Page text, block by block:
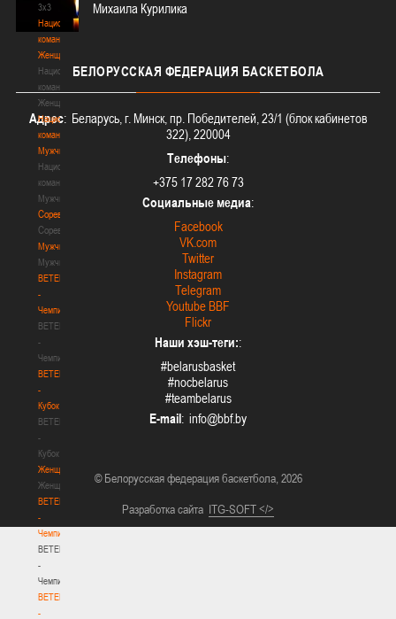
3х3
Национальная
команда.
Женщины
Национальная
команда.
Женщины
Национальная
команда.
Мужчины
Национальная
команда.
Мужчины
Соревнования
Соревнования
Мужчины
Мужчины
BETERA
-
Чемпионат
BETERA
-
Чемпионат
BETERA
-
Кубок
BETERA
-
Кубок
Женщины
Женщины
BETERA
-
Чемпионат
BETERA
-
Чемпионат
BETERA
-
Михаила Курилика
БЕЛОРУССКАЯ ФЕДЕРАЦИЯ БАСКЕТБОЛА
Адрес: Беларусь, г. Минск, пр. Победителей, 23/1 (блок кабинетов
322), 220004
Телефоны:
+375 17 282 76 73
Социальные медиа:
Facebook
VK.com
Twitter
Instagram
Telegram
Youtube BBF
Flickr
Наши хэш-теги::
#belarusbasket
#nocbelarus
#teambelarus
E-mail:
© Белорусская федерация баскетбола, 2026
Разработка сайта ITG-SOFT </>